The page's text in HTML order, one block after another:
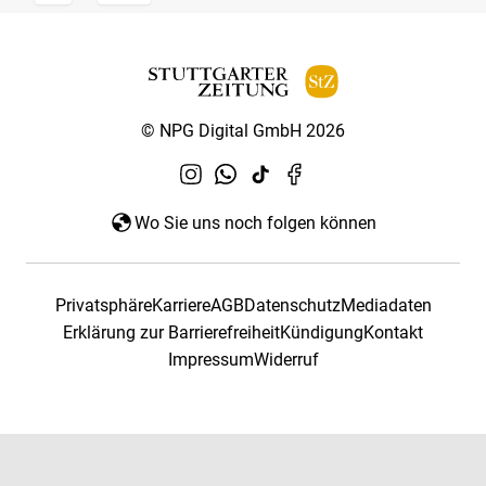
© NPG Digital GmbH 2026
Wo Sie uns noch folgen können
PrivatsphäreKarriereAGBDatenschutzMediadaten
Erklärung zur BarrierefreiheitKündigungKontakt
ImpressumWiderruf